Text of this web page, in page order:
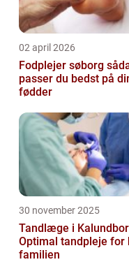
02 april 2026
Fodplejer søborg sådan
passer du bedst på
fødder
30 november 2025
Tandlæge i
Optimal tandpleje for
familien